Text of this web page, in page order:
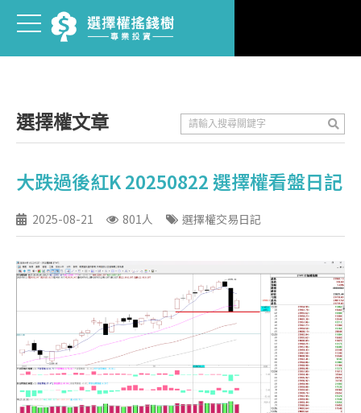
選擇權文章
大跌過後紅K 20250822 選擇權看盤日記
2025-08-21 801人 選擇權交易日記